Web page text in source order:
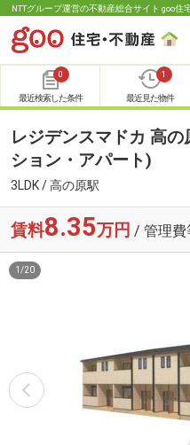
NTTグループ運営の不動産総合サイト goo住
0
最近検索した条件
1
最近見た物件
レジデンスマドカ 高
ション・アパート)
3LDK / 高の原駅
賃料8.35万円 / 管理費
1 /20